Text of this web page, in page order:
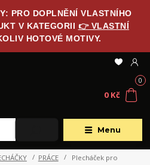
PRO DOPLNĚNÍ VLASTNÍHO
V KATEGORII 👉 VLASTNÍ
HOTOVÉ MOTIVY.
Menu
0
0 Kč
PRÁCE
Plecháček pro